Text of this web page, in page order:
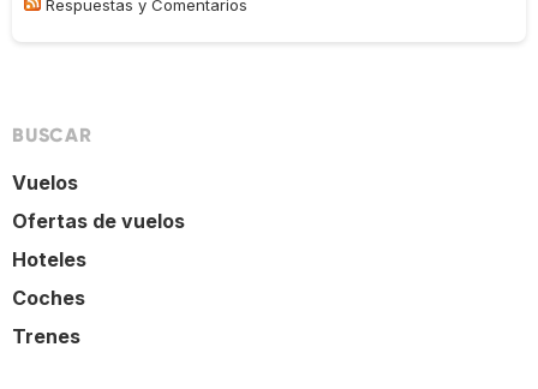
Respuestas y Comentarios
BUSCAR
Vuelos
Ofertas de vuelos
Hoteles
Coches
Trenes